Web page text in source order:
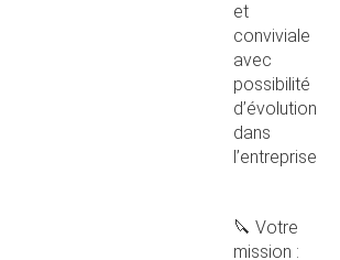
et
conviviale
avec
possibilité
d’évolution
dans
l’entreprise
🔪 Votre
mission :